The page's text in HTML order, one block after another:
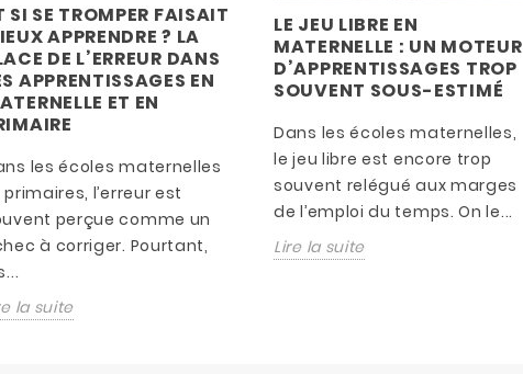
SI SE TROMPER FAISAIT
APPRENDRE ? LA
DE L’ERREUR DANS
APPRENTISSAGES EN
ET EN
les écoles maternelles
l’erreur est
perçue comme un
à corriger. Pourtant,
la suite
LE JEU LIBRE EN
MATERNELLE : UN MOTEUR
D’APPRENTISSAGES TROP
SOUVENT SOUS-ESTIMÉ
Dans les écoles maternelles,
le jeu libre est encore trop
souvent relégué aux marges
de l’emploi du temps. On le...
Lire la suite